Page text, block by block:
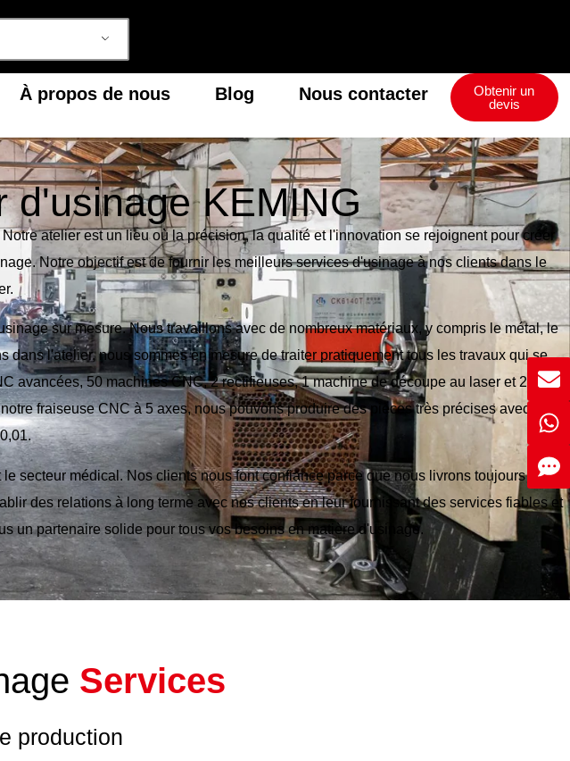
À propos de nous Blog Nous contacter
Obtenir un
devis
d'usinage KEMING
atelier est un lieu où la précision, la qualité et l'innovation se rejoignent pour créer
Notre objectif est de fournir les meilleurs services d'usinage à nos clients dans le
sur mesure. Nous travaillons avec de nombreux matériaux, y compris le métal, le
l'atelier, nous sommes en mesure de traiter pratiquement tous les travaux qui se
50 machines CNC, 2 rectifieuses, 1 machine de découpe au laser et 2 robots
fraiseuse CNC à 5 axes, nous pouvons produire des pièces très précises avec des
secteur médical. Nos clients nous font confiance parce que nous livrons toujours des
des relations à long terme avec nos clients en leur fournissant des services fiables et
un partenaire solide pour tous vos besoins en matière d'usinage.
Services
production